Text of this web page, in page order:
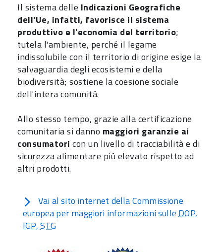
Il sistema delle Indicazioni Geografiche
dell'Ue, infatti, favorisce il sistema
produttivo e l'economia del territorio;
tutela l'ambiente, perché il legame
indissolubile con il territorio di origine esige la
salvaguardia degli ecosistemi e della
biodiversità; sostiene la coesione sociale
dell'intera comunità.
Allo stesso tempo, grazie alla certificazione
comunitaria si danno maggiori garanzie ai
consumatori con un livello di tracciabilità e di
sicurezza alimentare più elevato rispetto ad
altri prodotti.
Vai al sito internet della Commissione
europea per maggiori informazioni sulleDOP,
IGP,STG